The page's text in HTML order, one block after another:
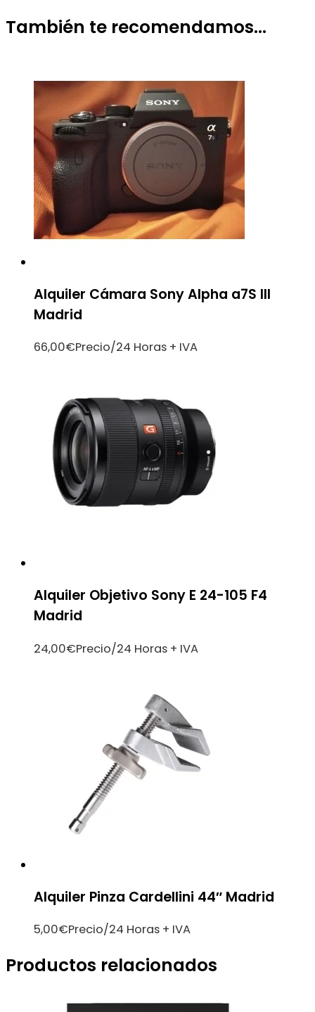
También te recomendamos…
Alquiler Cámara Sony Alpha a7S III
Madrid
66,00€Precio/24 Horas + IVA
Alquiler Objetivo Sony E 24-105 F4
Madrid
24,00€Precio/24 Horas + IVA
Alquiler Pinza Cardellini 44″ Madrid
5,00€Precio/24 Horas + IVA
Productos relacionados